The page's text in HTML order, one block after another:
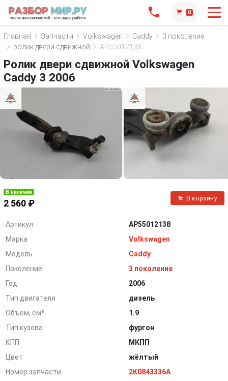
0
Главная Запчасти Volkswagen Caddy
3 поколение
ролик двери сдвижной
AP55012138
Ролик двери сдвижной Volkswagen
Caddy 3 2006
В наличии
2 560 ₽
В корзину
Артикул
AP55012138
Марка
Volkswagen
Модель
Caddy
Поколение
3 поколение
Год
2006
Тип двигателя
дизель
Объем, см³
1.9
Тип кузова
фургон
КПП
МКПП
Цвет
жёлтый
Номер запчасти
2K0843336A